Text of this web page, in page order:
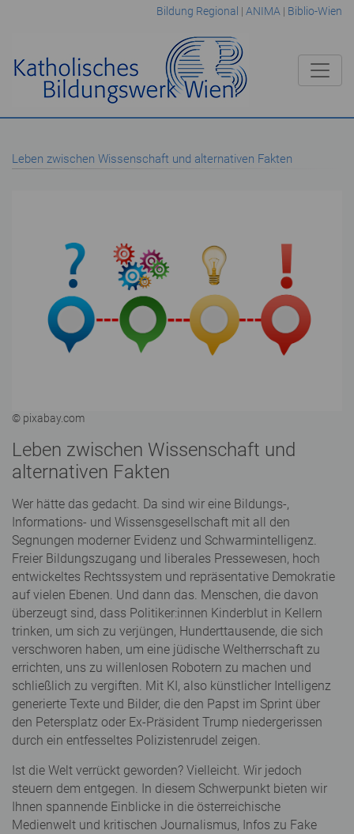
Bildung Regional | ANIMA | Biblio-Wien
Leben zwischen Wissenschaft und alternativen Fakten
© pixabay.com
Leben zwischen Wissenschaft und
alternativen Fakten
Wer hätte das gedacht. Da sind wir eine Bildungs-,
Informations- und Wissensgesellschaft mit all den
Segnungen moderner Evidenz und Schwarmintelligenz.
Freier Bildungszugang und liberales Pressewesen, hoch
entwickeltes Rechtssystem und repräsentative Demokratie
auf vielen Ebenen. Und dann das. Menschen, die davon
überzeugt sind, dass Politiker:innen Kinderblut in Kellern
trinken, um sich zu verjüngen, Hunderttausende, die sich
verschworen haben, um eine jüdische Weltherrschaft zu
errichten, uns zu willenlosen Robotern zu machen und
schließlich zu vergiften. Mit KI, also künstlicher Intelligenz
generierte Texte und Bilder, die den Papst im Sprint über
den Petersplatz oder Ex-Präsident Trump niedergerissen
durch ein entfesseltes Polizistenrudel zeigen.
Ist die Welt verrückt geworden? Vielleicht. Wir jedoch
steuern dem entgegen. In diesem Schwerpunkt bieten wir
Ihnen spannende Einblicke in die österreichische
Medienwelt und kritischen Journalismus, Infos zu Fake